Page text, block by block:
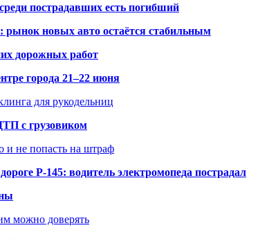
пострадавших есть погибший
рынок новых авто остаётся стабильным
дорожных работ
города 21–22 июня
для рукодельниц
с грузовиком
и не попасть на штраф
Р-145: водитель электромопеда пострадал
можно доверять